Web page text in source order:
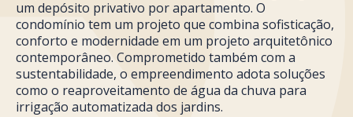
um depósito privativo por apartamento. O
condomínio tem um projeto que combina sofisticação,
conforto e modernidade em um projeto arquitetônico
contemporâneo. Comprometido também com a
sustentabilidade, o empreendimento adota soluções
como o reaproveitamento de água da chuva para
irrigação automatizada dos jardins.